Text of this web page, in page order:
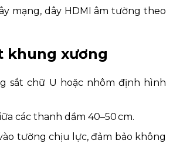
mạng, dây HDMI âm tường theo
khung xương
sắt chữ U hoặc nhôm định hình
các thanh dầm 40–50 cm.
tường chịu lực, đảm bảo không